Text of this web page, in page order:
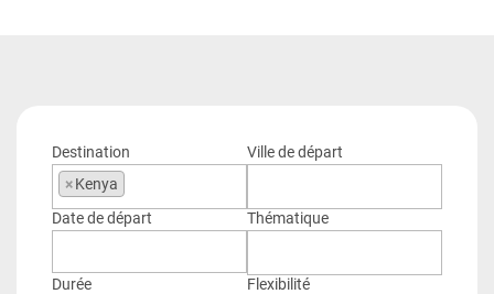
Destination
×Kenya
Ville de départ
Date de départ Thématique
Durée Flexibilité